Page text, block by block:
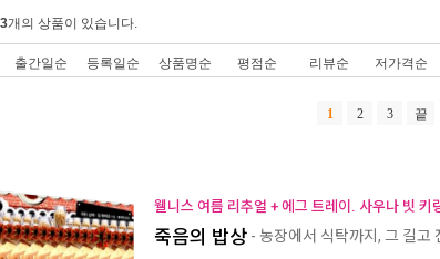
개의 상품이 있습니다.
출간일순 등록일순 상품명순 평점순 리뷰순 저가격순
1 2 3 끝
웰니스 여름 리추얼 + 에그 트레이. 사우나 빗
죽음의 밥상 - 농장에서 식탁까지, 그 길고